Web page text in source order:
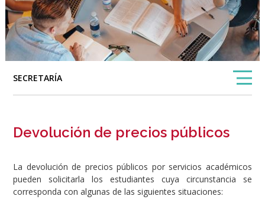
SECRETARÍA
Devolución de precios públicos
La devolución de precios públicos por servicios académicos
pueden solicitarla los estudiantes cuya circunstancia se
corresponda con algunas de las siguientes situaciones: